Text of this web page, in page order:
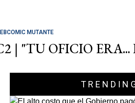
MUTANTE
| "TU OFICIO